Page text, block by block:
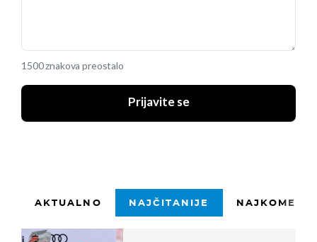
1500 znakova preostalo
Prijavite se
AKTUALNO NAJČITANIJE